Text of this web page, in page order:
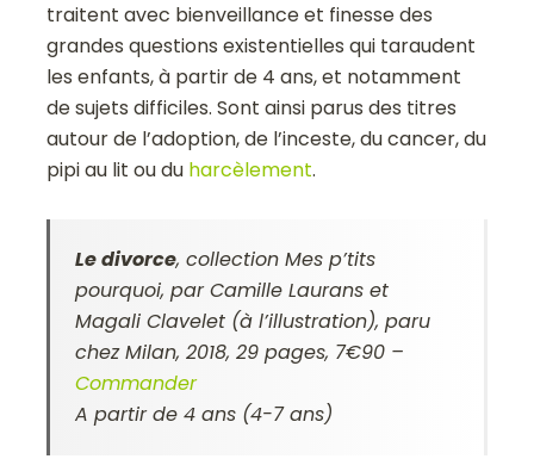
traitent avec bienveillance et finesse des
grandes questions existentielles qui taraudent
les enfants, à partir de 4 ans, et notamment
de sujets difficiles. Sont ainsi parus des titres
autour de l’adoption, de l’inceste, du cancer, du
pipi au lit ou du harcèlement.
Le divorce, collection Mes p’tits
pourquoi, par Camille Laurans et
Magali Clavelet (à l’illustration), paru
chez Milan, 2018, 29 pages, 7€90 –
Commander
A partir de 4 ans (4-7 ans)